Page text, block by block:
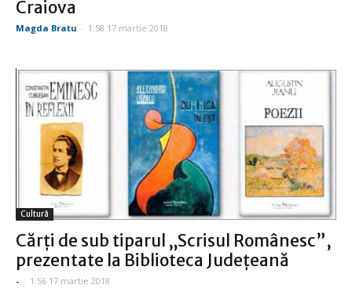
Craiova
Magda Bratu - 1:58 17 martie 2018
Cultură
Cărți de sub tiparul „Scrisul Românesc”,
prezentate la Biblioteca Județeană
- - 1:56 17 martie 2018